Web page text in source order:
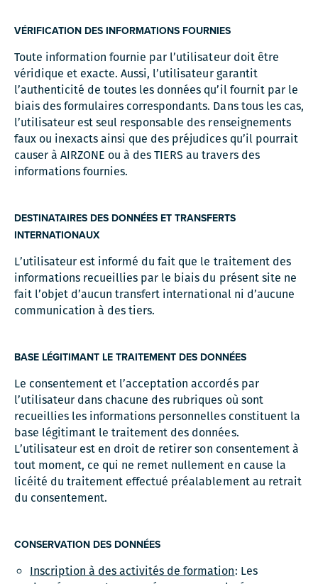
VÉRIFICATION DES INFORMATIONS FOURNIES
Toute information fournie par l’utilisateur doit être
véridique et exacte. Aussi, l’utilisateur garantit
l’authenticité de toutes les données qu’il fournit par le
biais des formulaires correspondants. Dans tous les cas,
l’utilisateur est seul responsable des renseignements
faux ou inexacts ainsi que des préjudices qu’il pourrait
causer à AIRZONE ou à des TIERS au travers des
informations fournies.
DESTINATAIRES DES DONNÉES ET TRANSFERTS
INTERNATIONAUX
L’utilisateur est informé du fait que le traitement des
informations recueillies par le biais du présent site ne
fait l’objet d’aucun transfert international ni d’aucune
communication à des tiers.
BASE LÉGITIMANT LE TRAITEMENT DES DONNÉES
Le consentement et l’acceptation accordés par
l’utilisateur dans chacune des rubriques où sont
recueillies les informations personnelles constituent la
base légitimant le traitement des données.
L’utilisateur est en droit de retirer son consentement à
tout moment, ce qui ne remet nullement en cause la
licéité du traitement effectué préalablement au retrait
du consentement.
CONSERVATION DES DONNÉES
Inscription à des activités de formation: Les